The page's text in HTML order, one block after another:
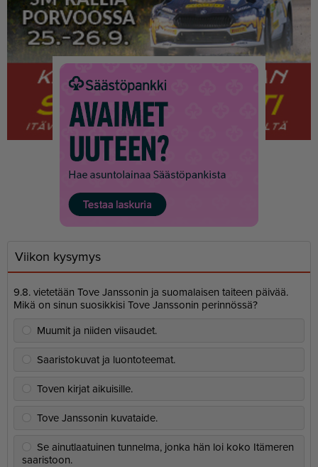
Viikon kysymys
9.8. vietetään Tove Janssonin ja suomalaisen taiteen päivää.
Mikä on sinun suosikkisi Tove Janssonin perinnössä?
Muumit ja niiden viisaudet.
Saaristokuvat ja luontoteemat.
Toven kirjat aikuisille.
Tove Janssonin kuvataide.
Se ainutlaatuinen tunnelma, jonka hän loi koko Itämeren
saaristoon.